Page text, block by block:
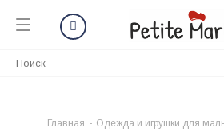
Главная - Одежда и игрушки для